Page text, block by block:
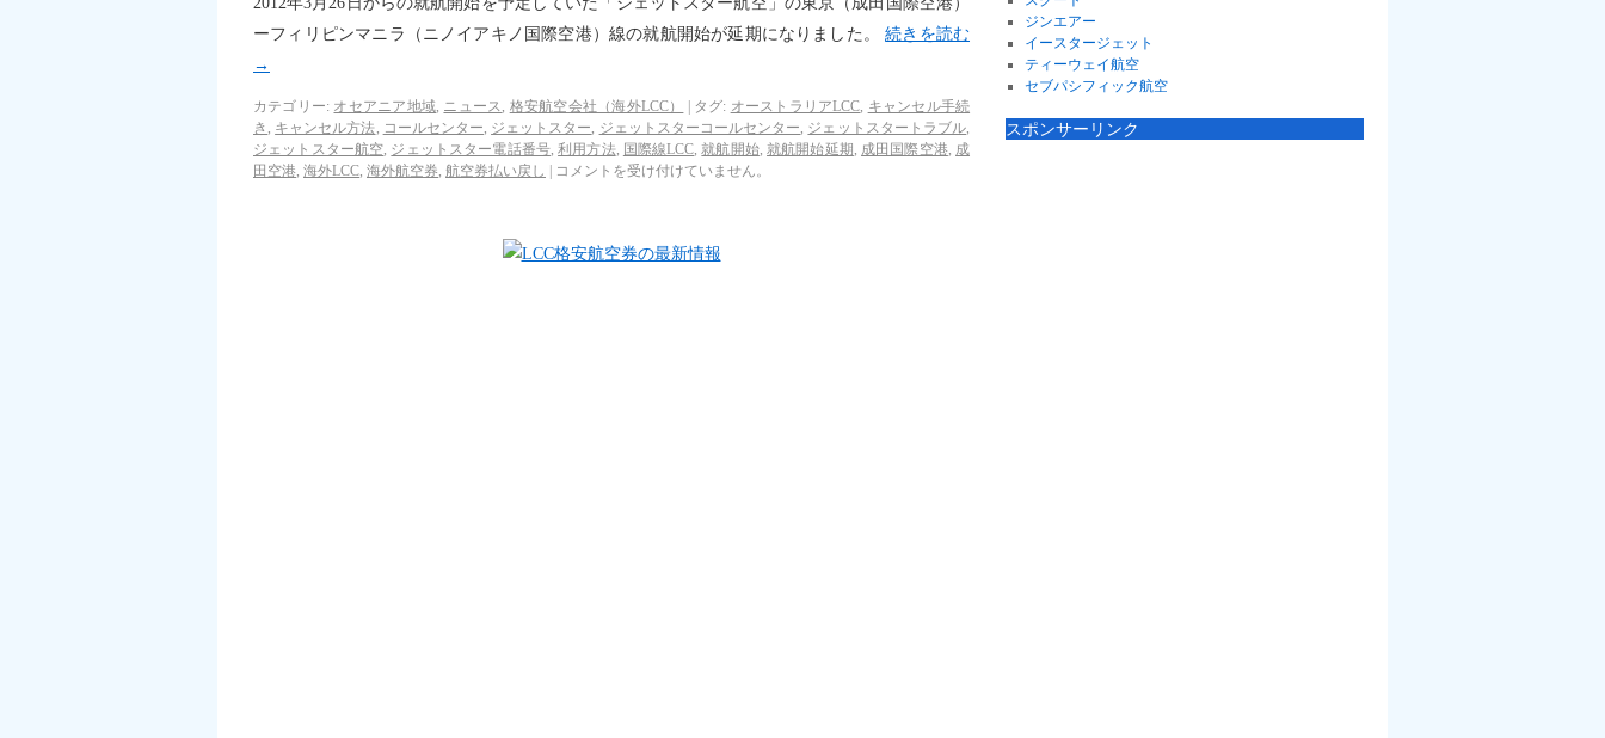
ーフィリピンマニラ（ニノイアキノ国際空港）線の就航開始が延期になりました。続きを読む
→
カテゴリー: オセアニア地域, ニュース, 格安航空会社（海外LCC） タグ: オーストラリアLCC, キャンセル手続
き , キャンセル方法, コールセンター, ジェットスター, ジェットスターコールセンター, ジェットスタートラブル,
ジェットスター航空, ジェットスター電話番号,利用方法, 国際線LCC,就航開始,就航開始延期 , 成田国際空港, 成
田空港, 海外LCC, 海外航空券, 航空券払い戻し コメントを受け付けていません。
ジンエアー
イースタージェット
ティーウェイ航空
セブパシフィック航空
スポンサーリンク